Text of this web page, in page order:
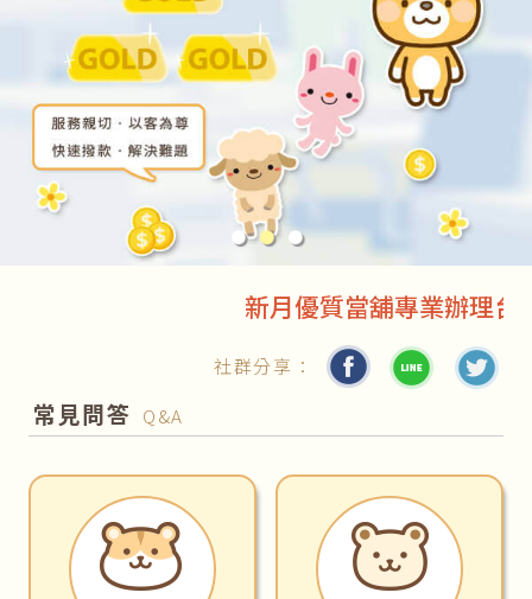
● ● ●
新月優質當舖專業辦理台
社群分享：
常見問答 Q&A